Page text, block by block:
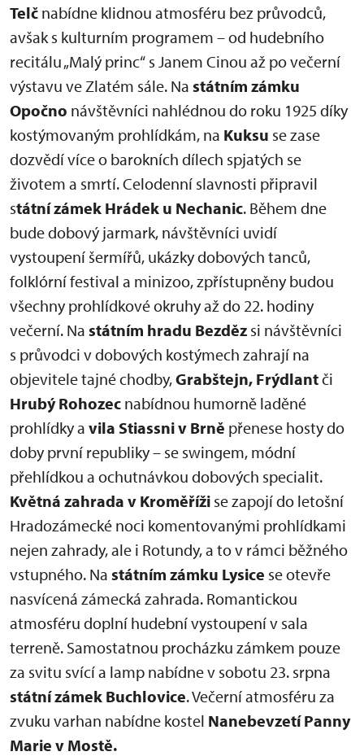
Telč nabídne klidnou atmosféru bez průvodců,
avšak s kulturním programem – od hudebního
recitálu „Malý princ“ s Janem Cinou až po večerní
výstavu ve Zlatém sále. Na státním zámku
Opočno návštěvníci nahlédnou do roku 1925 díky
kostýmovaným prohlídkám, na Kuksu se zase
dozvědí více o barokních dílech spjatých se
životem a smrtí. Celodenní slavnosti připravil
státní zámek Hrádek u Nechanic. Během dne
bude dobový jarmark, návštěvníci uvidí
vystoupení šermířů, ukázky dobových tanců,
folklórní festival a minizoo, zpřístupněny budou
všechny prohlídkové okruhy až do 22. hodiny
večerní. Na státním hradu Bezděz si návštěvníci
s průvodci v dobových kostýmech zahrají na
objevitele tajné chodby,Grabštejn, Frýdlantči
Hrubý Rohozec nabídnou humorně laděné
prohlídky a vila Stiassni v Brně přenese hosty do
doby první republiky – se swingem, módní
přehlídkou a ochutnávkou dobových specialit.
Květná zahrada v Kroměříži se zapojí do letošní
Hradozámecké noci komentovanými prohlídkami
nejen zahrady, ale i Rotundy, a to v rámci běžného
vstupného. Na státním zámku Lysice se otevře
nasvícená zámecká zahrada. Romantickou
atmosféru doplní hudební vystoupení v sala
terreně. Samostatnou procházku zámkem pouze
za svitu svící a lamp nabídne v sobotu 23. srpna
státní zámek Buchlovice. Večerní atmosféru za
zvuku varhan nabídne kostel Nanebevzetí Panny
Marie v Mostě.